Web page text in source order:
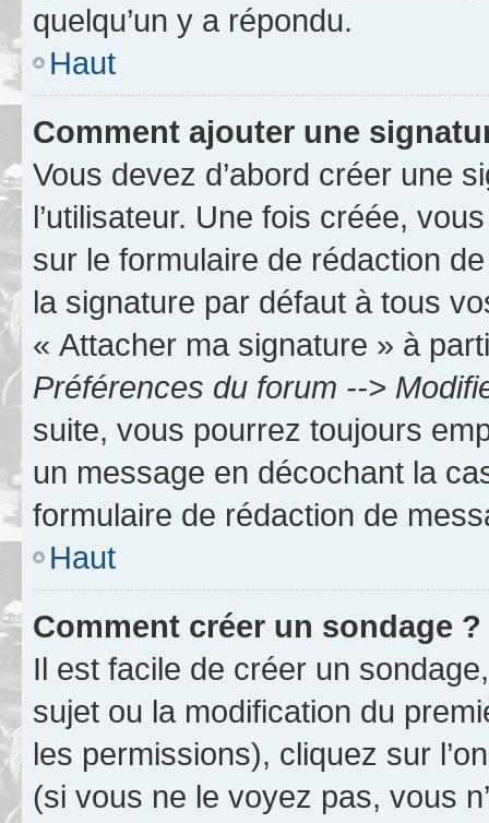
quelqu’un y a répondu.
Haut
Comment ajouter une
Vous devez d’abord créer une
l’utilisateur. Une fois créée,
sur le formulaire de rédaction
la signature par défaut à tous
« Attacher ma signature » à
Préférences du forum -->
suite, vous pourrez toujours
un message en décochant la
formulaire de rédaction de
Haut
Comment créer un sondage ?
Il est facile de créer un
sujet ou la modification du
les permissions), cliquez sur
(si vous ne le voyez pas, vous